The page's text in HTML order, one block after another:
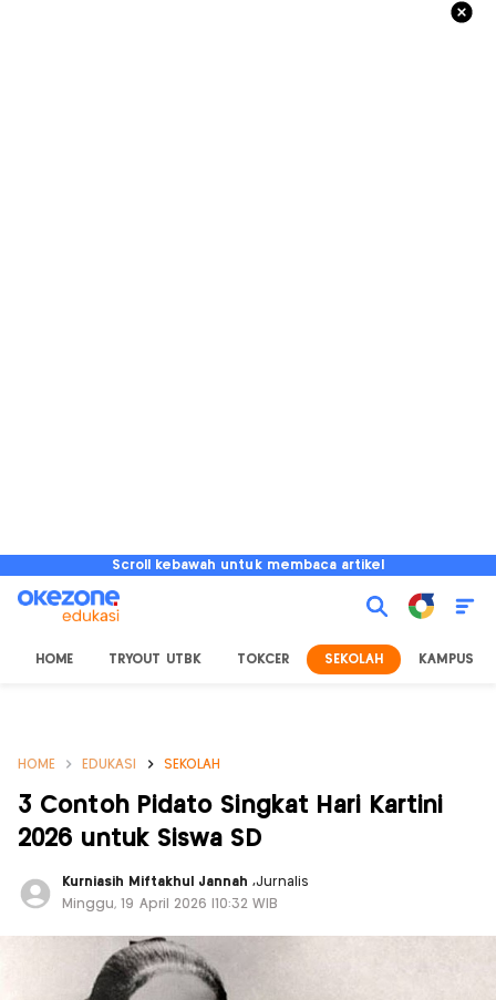
Scroll kebawah untuk membaca artikel
HOME TRYOUT UTBK TOKCER SEKOLAH KAMPUS
HOME EDUKASI SEKOLAH
3 Contoh Pidato Singkat Hari Kartini
2026 untuk Siswa SD
Kurniasih Miftakhul Jannah,Jurnalis
Minggu, 19 April 2026 |10:32 WIB